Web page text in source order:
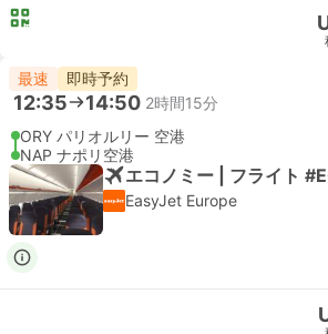
最速 即時予約
12:35 14:50 2時間15分
ORY パリオルリー 空港
NAP ナポリ空港
エコノミー | フライト
EasyJet Europe